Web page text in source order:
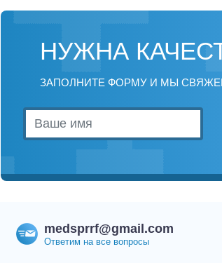
НУЖНА
ЗАПОЛНИТЕ ФОРМУ И МЫ
medsprrf@gmail.com
Ответим на все вопросы